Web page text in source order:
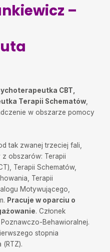
–
CBT,
Terapii Schematów
w obszarze pomocy
tak zwanej trzeciej fali,
obszarów: Terapii
Terapii Schematów,
Terapii
Motywującego,
Pracuje w oparciu o
. Członek
Behawioralnej.
stopnia
(RTZ).